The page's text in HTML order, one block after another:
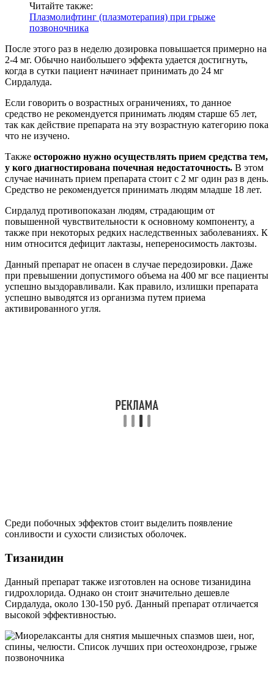
Читайте также:
Плазмолифтинг (плазмотерапия) при грыже
позвоночника
После этого раз в неделю дозировка повышается примерно на
2-4 мг. Обычно наибольшего эффекта удается достигнуть,
когда в сутки пациент начинает принимать до 24 мг
Сирдалуда.
Если говорить о возрастных ограничениях, то данное
средство не рекомендуется принимать людям старше 65 лет,
так как действие препарата на эту возрастную категорию пока
что не изучено.
Также осторожно нужно осуществлять прием средства тем,
у кого диагностирована почечная недостаточность. В этом
случае начинать прием препарата стоит с 2 мг один раз в день.
Средство не рекомендуется принимать людям младше 18 лет.
Сирдалуд противопоказан людям, страдающим от
повышенной чувствительности к основному компоненту, а
также при некоторых редких наследственных заболеваниях. К
ним относится дефицит лактазы, непереносимость лактозы.
Данный препарат не опасен в случае передозировки. Даже
при превышении допустимого объема на 400 мг все пациенты
успешно выздоравливали. Как правило, излишки препарата
успешно выводятся из организма путем приема
активированного угля.
Среди побочных эффектов стоит выделить появление
сонливости и сухости слизистых оболочек.
Тизанидин
Данный препарат также изготовлен на основе тизанидина
гидрохлорида. Однако он стоит значительно дешевле
Сирдалуда, около 130-150 руб. Данный препарат отличается
высокой эффективностью.